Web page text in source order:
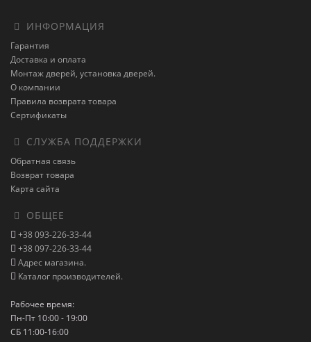
ИНФОРМАЦИЯ
Гарантия
Доставка и оплата
Монтаж дверей, установка дверей.
О компании
Правила возврата товара
Сертификаты
СЛУЖБА ПОДДЕРЖКИ
Обратная связь
Возврат товара
Карта сайта
ОБЩЕЕ
+38 093-226-33-44
+38 097-226-33-44
Адрес магазина.
Каталог производителей.
Рабочее время:
Пн-Пт 10:00 - 19:00
СБ 11:00-16:00